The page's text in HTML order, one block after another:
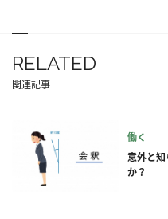
RELATED
関連記事
働く
意外と
か？